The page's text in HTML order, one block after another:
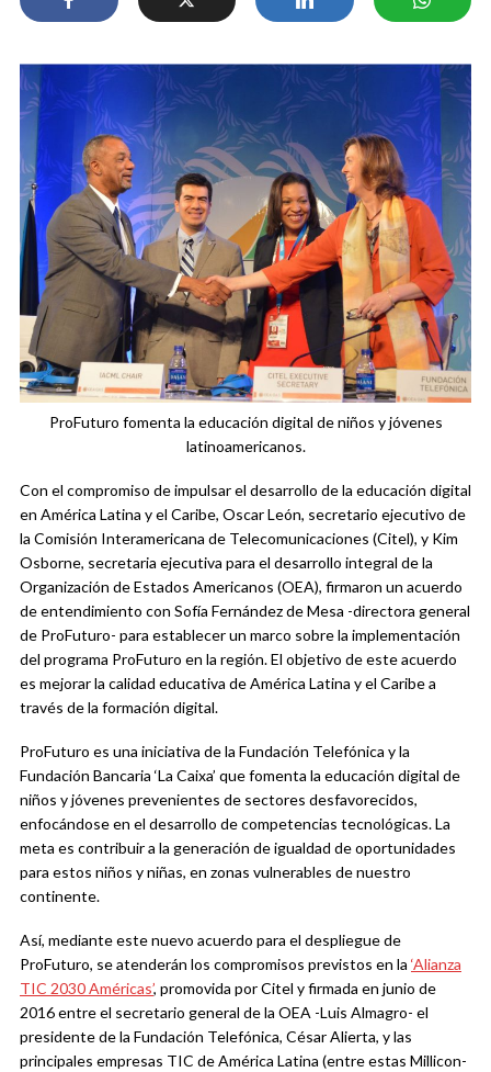
ProFuturo fomenta la educación digital de niños y jóvenes
latinoamericanos.
Con el compromiso de impulsar el desarrollo de la educación digital
en América Latina y el Caribe, Oscar León, secretario ejecutivo de
la Comisión Interamericana de Telecomunicaciones (Citel), y Kim
Osborne, secretaria ejecutiva para el desarrollo integral de la
Organización de Estados Americanos (OEA), firmaron un acuerdo
de entendimiento con Sofía Fernández de Mesa -directora general
de ProFuturo- para establecer un marco sobre la implementación
del programa ProFuturo en la región. El objetivo de este acuerdo
es mejorar la calidad educativa de América Latina y el Caribe a
través de la formación digital.
ProFuturo es una iniciativa de la Fundación Telefónica y la
Fundación Bancaria ‘La Caixa’ que fomenta la educación digital de
niños y jóvenes prevenientes de sectores desfavorecidos,
enfocándose en el desarrollo de competencias tecnológicas. La
meta es contribuir a la generación de igualdad de oportunidades
para estos niños y niñas, en zonas vulnerables de nuestro
continente.
Así, mediante este nuevo acuerdo para el despliegue de
ProFuturo, se atenderán los compromisos previstos en la ‘Alianza
TIC 2030 Américas’, promovida por Citel y firmada en junio de
2016 entre el secretario general de la OEA -Luis Almagro- el
presidente de la Fundación Telefónica, César Alierta, y las
principales empresas TIC de América Latina (entre estas Millicon-